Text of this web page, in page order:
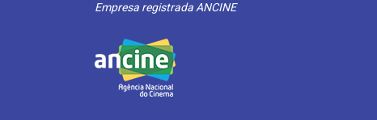
Empresa registrada ANCINE